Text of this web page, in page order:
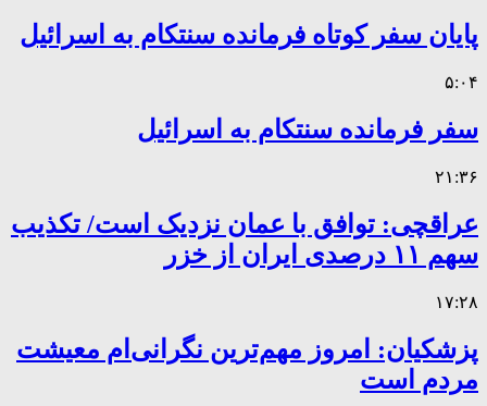
پایان سفر کوتاه فرمانده سنتکام به اسرائیل
۵:۰۴
سفر فرمانده سنتکام به اسرائیل
۲۱:۳۶
عراقچی: توافق با عمان نزدیک است/ تکذیب
سهم ۱۱ درصدی ایران از خزر
۱۷:۲۸
پزشکیان: امروز مهم‌ترین نگرانی‌ام معیشت
مردم است